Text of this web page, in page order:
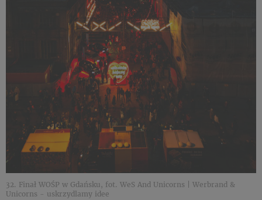
32. Finał WOŚP w Gdańsku, fot. WeS And Unicorns | Werbrand &
Unicorns - uskrzydlamy idee